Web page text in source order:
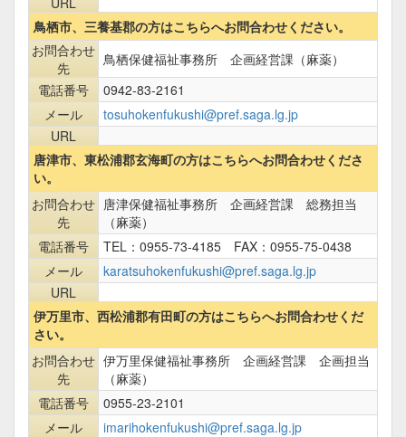
鳥栖市、三養基郡の方はこちらへお問合わせください。
お問合わせ
先
鳥栖保健福祉事務所 企画経営課（麻薬）
電話番号
0942-83-2161
メール
tosuhokenfukushi@pref.saga.lg.jp
URL
唐津市、東松浦郡玄海町の方はこちらへお問合わせくださ
い。
お問合わせ
先
唐津保健福祉事務所 企画経営課 総務担当
（麻薬）
電話番号
TEL：0955-73-4185 FAX：0955-75-0438
メール
karatsuhokenfukushi@pref.saga.lg.jp
URL
伊万里市、西松浦郡有田町の方はこちらへお問合わせくだ
さい。
お問合わせ
先
伊万里保健福祉事務所 企画経営課 企画担当
（麻薬）
電話番号
0955-23-2101
メール
imarihokenfukushi@pref.saga.lg.jp